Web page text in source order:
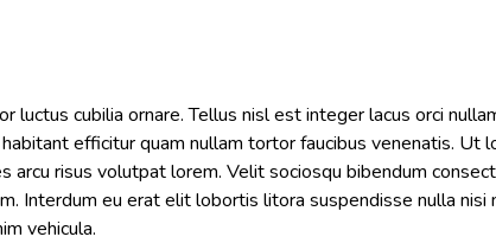
luctus cubilia ornare. Tellus nisl est integer lacus orci
efficitur quam nullam tortor faucibus venenatis. Ut
arcu risus volutpat lorem. Velit sociosqu bibendum
Interdum eu erat elit lobortis litora suspendisse nulla nisi
vehicula.